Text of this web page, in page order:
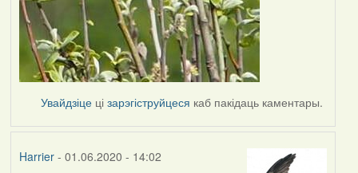
Увайдзіце цізарэгіструйцеся каб пакідаць каментары.
Harrier- 01.06.2020 - 14:02